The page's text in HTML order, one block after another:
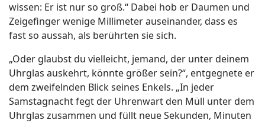
wissen: Er ist nur so groß.“ Dabei hob er Daumen und
Zeigefinger wenige Millimeter auseinander, dass es
fast so aussah, als berührten sie sich.
„Oder glaubst du vielleicht, jemand, der unter deinem
Uhrglas auskehrt, könnte größer sein?“, entgegnete er
dem zweifelnden Blick seines Enkels. „In jeder
Samstagnacht fegt der Uhrenwart den Müll unter dem
Uhrglas zusammen und füllt neue Sekunden, Minuten